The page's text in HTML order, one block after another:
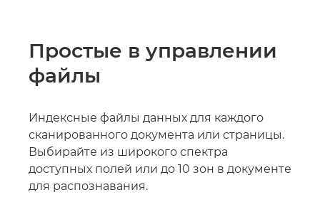
Простые в управлении
файлы
Индексные файлы данных для каждого
сканированного документа или страницы.
Выбирайте из широкого спектра
доступных полей или до 10 зон в документе
для распознавания.